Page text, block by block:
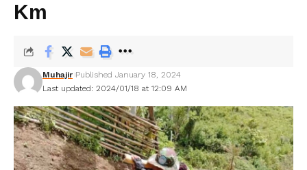
Km
Last updated: 2024/01/18 at 12:09 AM
Muhajir Published January 18, 2024